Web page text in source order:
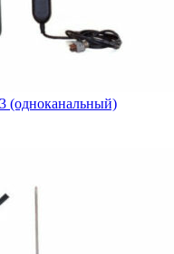
(одноканальный)